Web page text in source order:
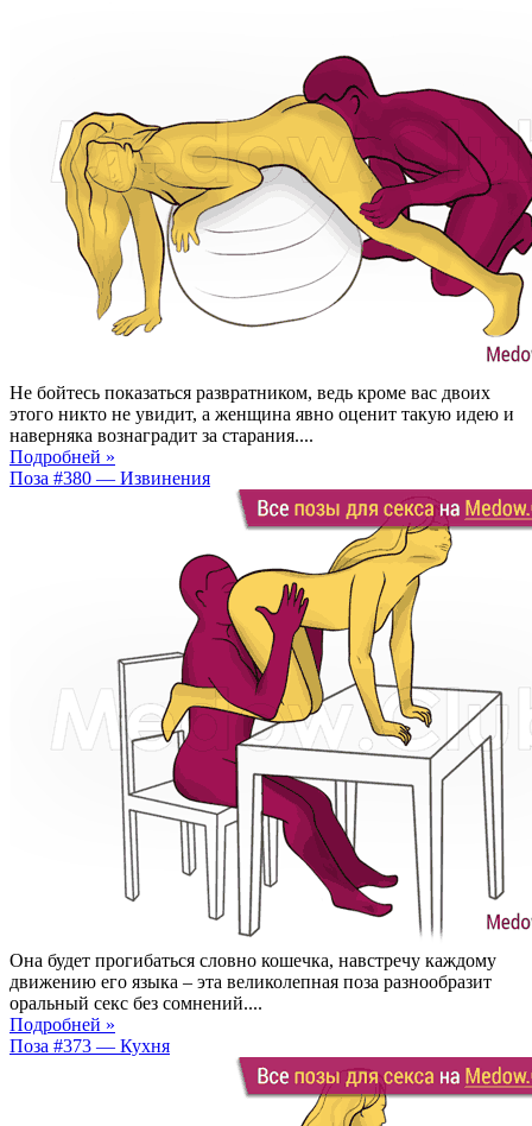
Не бойтесь показаться развратником, ведь кроме вас двоих
этого никто не увидит, а женщина явно оценит такую идею и
наверняка вознаградит за старания....
Подробней »
Поза #380 — Извинения
Она будет прогибаться словно кошечка, навстречу каждому
движению его языка – эта великолепная поза разнообразит
оральный секс без сомнений....
Подробней »
Поза #373 — Кухня